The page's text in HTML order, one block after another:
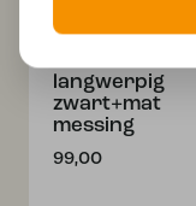
ETH Barry
langwerpig
zwart+mat
messing
99,00